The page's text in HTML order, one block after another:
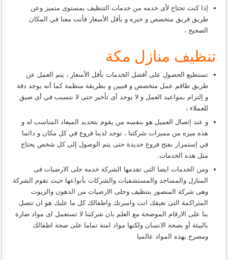
إذا كنت تحتاج لأى خدمه من خدمات التنظيف بمستوى متميز وعن
طريق فريق متخصص و خبره و بأقل الأسعار فأنت معنا في المكان
الصحيح ،
تنظيف منازل مكة
تستطيع الحصول على أفضل الخدمات بأقل الأسعار ، يتم العمل عن
طريق طاقم عمل متخصص و فنيين و بطريقة منظمة كما أنه يوجد دقة
و إلتزام بمواعيد العمل و لا يوجد أى تأخير حتى لا نتسبب في أى ضيق
للعملاء ،
و عند إتصال العميل هو بنفسه من يقوم بتحديد الميعاد المناسب له و
هذه ميزه من مميزات شركتنا ، توجد لدينا فروع في كل مكان و دائما
في إستمرار بفتح فروع جديدة حتى يتم الوصول إلى كل شخص يحتاج
مثل هذه الخدمات.
ومن الخدمات ايضا التى تقدمها الشركة خدمة جلى الارضيات فى
المنازل والمساجد والمستشفيات والشركات بأنواعها حيث تقوم الشركة
وهى شركة المنصور بتنظيف وجلى الارضيات من الدهون والزيوت
المتراكمة التى تعيقك انت واسرتك واطفالك كل ما عليك هو ان تتصل
بنا على الارقام الموضحة مع العلم بان شركتنا لا تستعمل اى مواد ضارة
بالبيئة أو بصحة الانسان ولكنها مواد امنة تماما على صحة اطفالك
ومصرح بهذه المواد عالميا